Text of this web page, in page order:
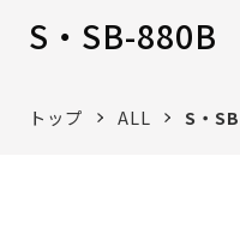
S・SB-880B
トップ ALL S・